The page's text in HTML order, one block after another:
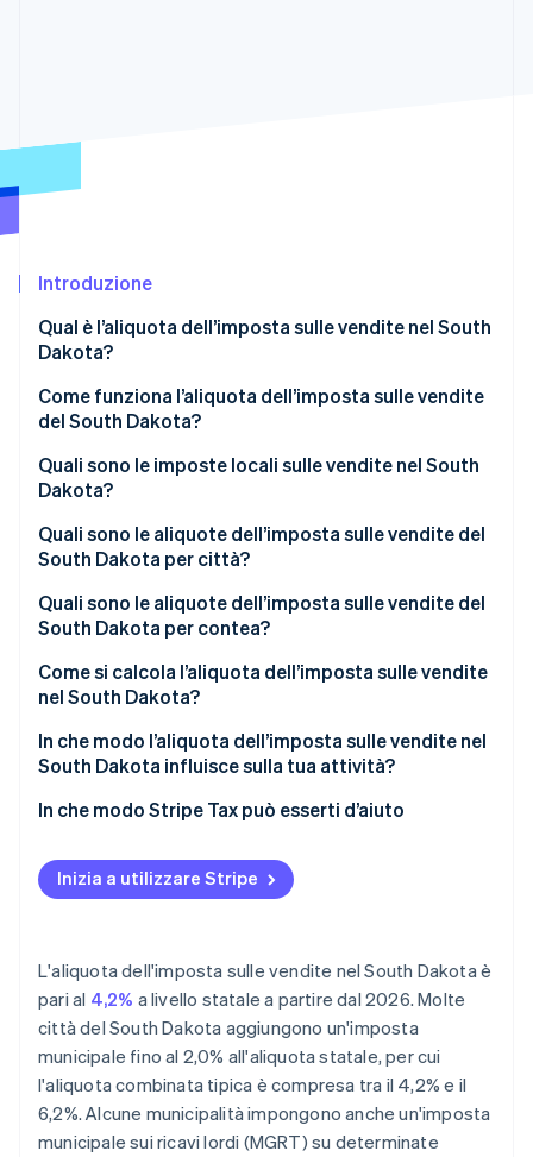
Rimozione del carbonio
Stripe Sessions 2026
Scopri come Stripe sta costruendo l'infrastruttura
Guarda ora
Introduzione
Qual è l’aliquota dell’imposta sulle vendite nel South
Dakota?
Come funziona l’aliquota dell’imposta sulle vendite
del South Dakota?
Quali sono le imposte locali sulle vendite nel South
Dakota?
Intervallo dell’imposta sulle vendite nel South
Dakota nel 2026
Quali sono le aliquote dell’imposta sulle vendite del
South Dakota per città?
Quali sono le aliquote dell’imposta sulle vendite del
South Dakota per contea?
Come si calcola l’aliquota dell’imposta sulle vendite
nel South Dakota?
In che modo l’aliquota dell’imposta sulle vendite nel
South Dakota influisce sulla tua attività?
Venditori a distanza
Attività di servizi
Settore alberghiero e ristorazione
In che modo Stripe Tax può esserti d’aiuto
Inizia a utilizzare Stripe
L'aliquota dell'imposta sulle vendite nel South Dakota è
pari al 4,2% a livello statale a partire dal 2026. Molte
città del South Dakota aggiungono un'imposta
municipale fino al 2,0% all'aliquota statale, per cui
l'aliquota combinata tipica è compresa tra il 4,2% e il
6,2%. Alcune municipalità impongono anche un'imposta
municipale sui ricavi lordi (MGRT) su determinate